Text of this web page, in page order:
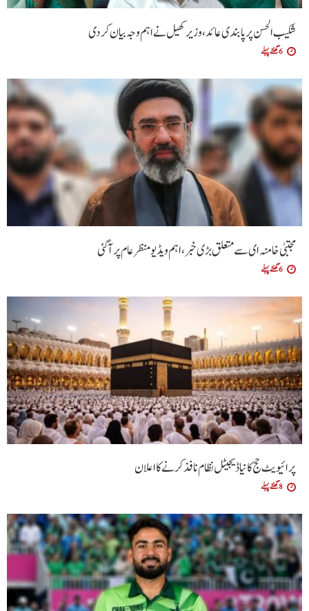
شکیب الحسن پر پابندی عائد، وزیر کھیل نے اہم وجہ بیان کر دی
6 گھنٹے پہلے
مجتبیٰ خامنہ ای سے متعلق بڑی خبر، اہم ویڈیو منظرعام پر آگئی
6 گھنٹے پہلے
پرائیویٹ حج کا نیا ڈیجیٹل نظام نافذ کرنے کا اعلان
8 گھنٹے پہلے